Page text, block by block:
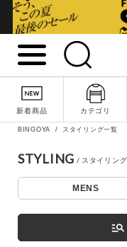
新着商品 カテゴリ
BINGOYA スタイリング一覧
STYLING
MENS
manage_search